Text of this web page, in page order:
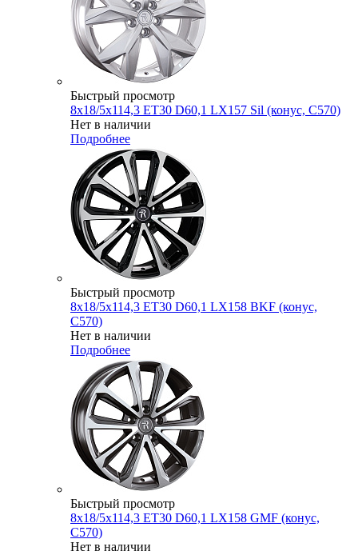
Быстрый просмотр
8x18/5x114,3 ET30 D60,1 LX157 Sil (конус, C570)
Нет в наличии
Подробнее
Быстрый просмотр
8x18/5x114,3 ET30 D60,1 LX158 BKF (конус,
C570)
Нет в наличии
Подробнее
Быстрый просмотр
8x18/5x114,3 ET30 D60,1 LX158 GMF (конус,
C570)
Нет в наличии